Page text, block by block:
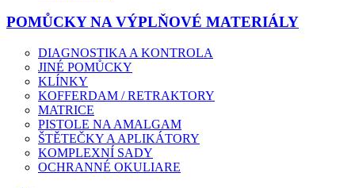
POMŮCKY NA VÝPLŇOVÉ MATERIÁLY
DIAGNOSTIKA A KONTROLA
JINÉ POMŮCKY
KLÍNKY
KOFFERDAM / RETRAKTORY
MATRICE
PISTOLE NA AMALGAM
ŠTĚTEČKY A APLIKÁTORY
KOMPLEXNÍ SADY
OCHRANNÉ OKULIARE